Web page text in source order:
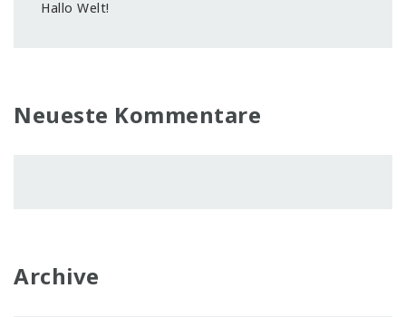
Hallo Welt!
Neueste Kommentare
Archive